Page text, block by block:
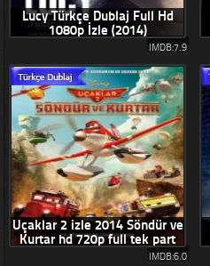
Lucy Türkçe Dublaj Full Hd
1080p İzle (2014)
IMDB:7.9
Uçaklar 2 izle 2014 Söndür ve
Kurtar hd 720p full tek part
IMDB:6.0